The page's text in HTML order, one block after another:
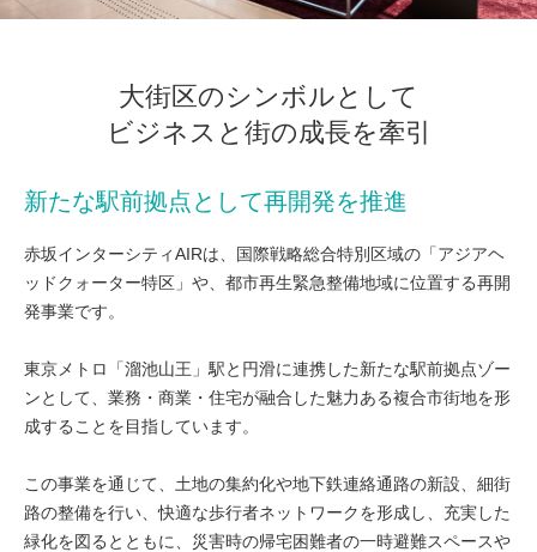
大街区のシンボルとして
ビジネスと街の成長を牽引
新たな駅前拠点として再開発を推進
赤坂インターシティAIRは、国際戦略総合特別区域の「アジアヘ
ッドクォーター特区」や、都市再生緊急整備地域に位置する再開
発事業です。
東京メトロ「溜池山王」駅と円滑に連携した新たな駅前拠点ゾー
ンとして、業務・商業・住宅が融合した魅力ある複合市街地を形
成することを目指しています。
この事業を通じて、土地の集約化や地下鉄連絡通路の新設、細街
路の整備を行い、快適な歩行者ネットワークを形成し、充実した
緑化を図るとともに、災害時の帰宅困難者の一時避難スペースや